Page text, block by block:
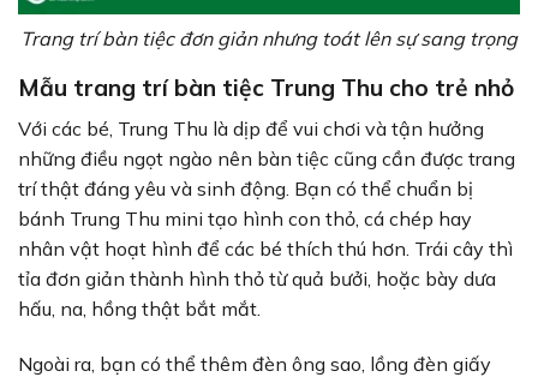
Trang trí bàn tiệc đơn giản nhưng toát lên sự sang trọng
Mẫu trang trí bàn tiệc Trung Thu cho trẻ nhỏ
Với các bé, Trung Thu là dịp để vui chơi và tận hưởng
những điều ngọt ngào nên bàn tiệc cũng cần được trang
trí thật đáng yêu và sinh động. Bạn có thể chuẩn bị
bánh Trung Thu mini tạo hình con thỏ, cá chép hay
nhân vật hoạt hình để các bé thích thú hơn. Trái cây thì
tỉa đơn giản thành hình thỏ từ quả bưởi, hoặc bày dưa
hấu, na, hồng thật bắt mắt.
Ngoài ra, bạn có thể thêm đèn ông sao, lồng đèn giấy